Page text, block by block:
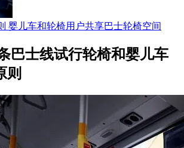
婴儿车和轮椅用户共享巴士轮椅空间
巴士线试行轮椅和婴儿车
则